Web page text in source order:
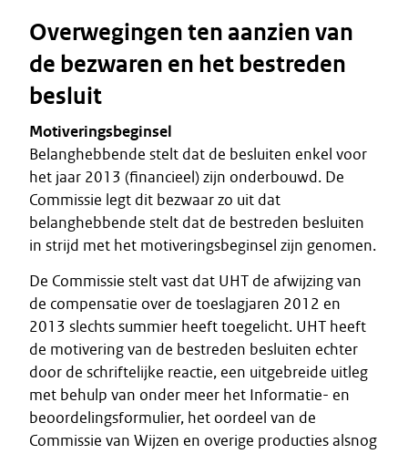
Overwegingen ten aanzien van
de bezwaren en het bestreden
besluit
Motiveringsbeginsel
Belanghebbende stelt dat de besluiten enkel voor
het jaar 2013 (financieel) zijn onderbouwd. De
Commissie legt dit bezwaar zo uit dat
belanghebbende stelt dat de bestreden besluiten
in strijd met het motiveringsbeginsel zijn genomen.
De Commissie stelt vast dat UHT de afwijzing van
de compensatie over de toeslagjaren 2012 en
2013 slechts summier heeft toegelicht. UHT heeft
de motivering van de bestreden besluiten echter
door de schriftelijke reactie, een uitgebreide uitleg
met behulp van onder meer het Informatie- en
beoordelingsformulier, het oordeel van de
Commissie van Wijzen en overige producties alsnog